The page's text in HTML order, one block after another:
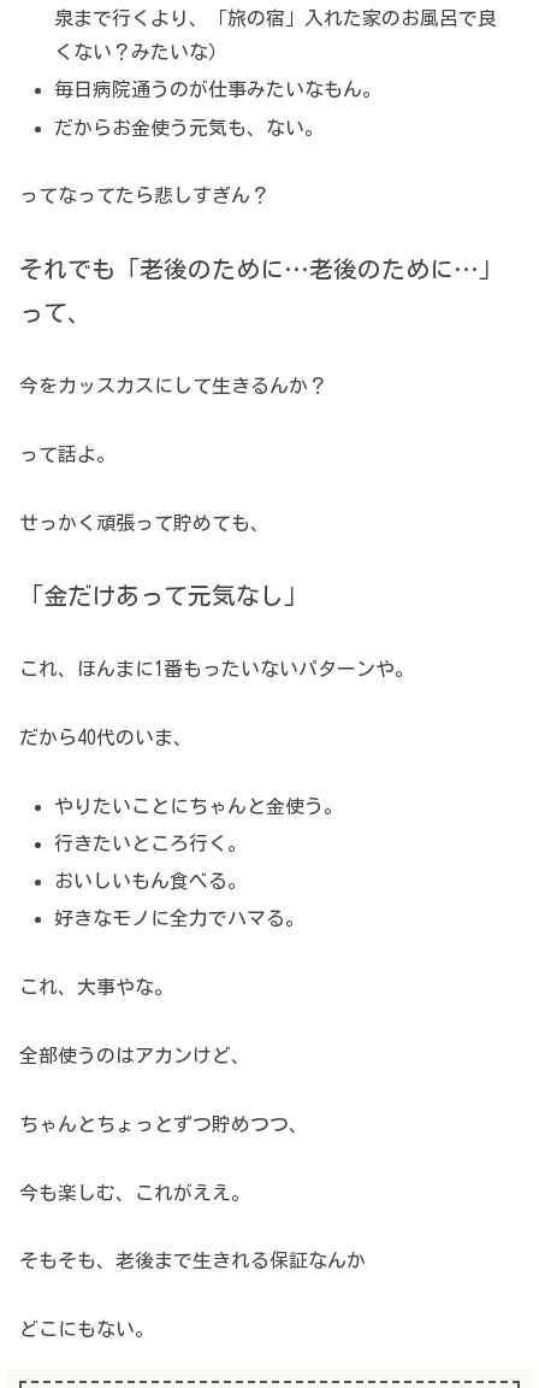
泉まで行くより、「旅の宿」入れた家のお風呂で良
くない？みたいな）
毎日病院通うのが仕事みたいなもん。
だからお金使う元気も、ない。
ってなってたら悲しすぎん？
それでも「老後のために…老後のために…」
って、
今をカッスカスにして生きるんか？
って話よ。
せっかく頑張って貯めても、
「金だけあって元気なし」
これ、ほんまに1番もったいないパターンや。
だから40代のいま、
やりたいことにちゃんと金使う。
行きたいところ行く。
おいしいもん食べる。
好きなモノに全力でハマる。
これ、大事やな。
全部使うのはアカンけど、
ちゃんとちょっとずつ貯めつつ、
今も楽しむ、これがええ。
そもそも、老後まで生きれる保証なんか
どこにもない。